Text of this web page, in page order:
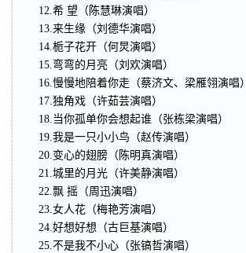
12.希 望（陈慧琳演唱）
13.来生缘（刘德华演唱）
14.栀子花开（何炅演唱）
15.弯弯的月亮（刘欢演唱）
16.慢慢地陪着你走（蔡济文、梁雁翎演唱）
17.独角戏（许茹芸演唱）
18.当你孤单你会想起谁（张栋梁演唱）
19.我是一只小小鸟（赵传演唱）
20.变心的翅膀（陈明真演唱）
21.城里的月光（许美静演唱）
22.飘 摇（周迅演唱）
23.女人花（梅艳芳演唱）
24.好想好想（古巨基演唱）
25.不是我不小心（张镐哲演唱）